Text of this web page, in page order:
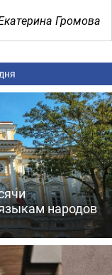
Громова
народов